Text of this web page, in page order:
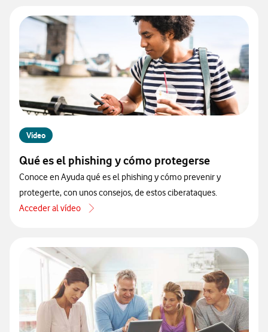
Vídeo
Qué es el phishing y cómo protegerse
Conoce en Ayuda qué es el phishing y cómo prevenir y
protegerte, con unos consejos, de estos ciberataques.
Acceder al vídeo
acerca de Qué es el phishing y cómo protegerse